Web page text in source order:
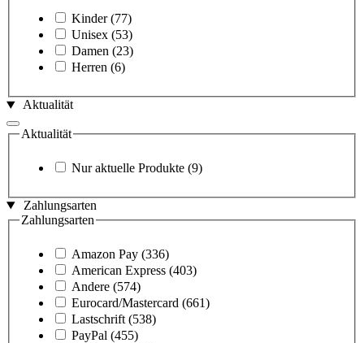
Kinder (77)
Unisex (53)
Damen (23)
Herren (6)
Aktualität
Aktualität
Nur aktuelle Produkte (9)
Zahlungsarten
Zahlungsarten
Amazon Pay (336)
American Express (403)
Andere (574)
Eurocard/Mastercard (661)
Lastschrift (538)
PayPal (455)